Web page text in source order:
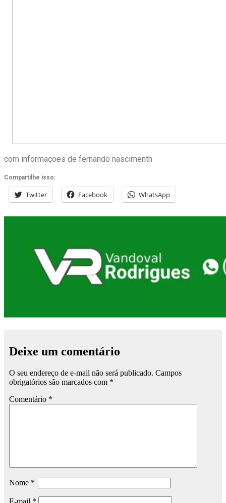
com informaçoes de fernando nascimenth
Compartilhe isso:
Twitter Facebook WhatsApp
Deixe um comentário
O seu endereço de e-mail não será publicado. Campos
obrigatórios são marcados com *
Comentário *
Nome *
E-mail *